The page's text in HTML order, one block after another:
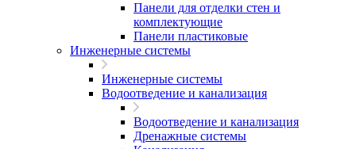
Панели для отделки стен и
комплектующие
Панели пластиковые
Инженерные системы
Инженерные системы
Водоотведение и канализация
Водоотведение и канализация
Дренажные системы